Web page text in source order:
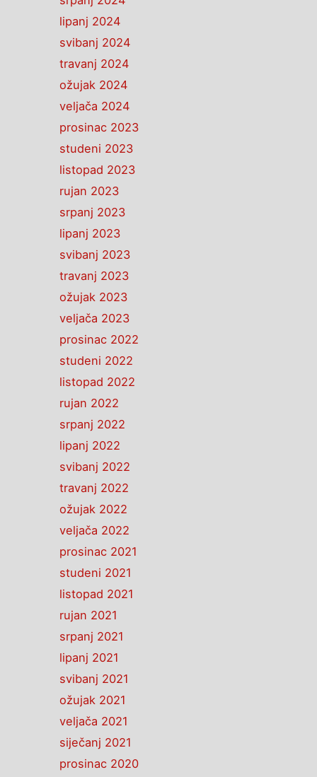
lipanj 2024
svibanj 2024
travanj 2024
ožujak 2024
veljača 2024
prosinac 2023
studeni 2023
listopad 2023
rujan 2023
srpanj 2023
lipanj 2023
svibanj 2023
travanj 2023
ožujak 2023
veljača 2023
prosinac 2022
studeni 2022
listopad 2022
rujan 2022
srpanj 2022
lipanj 2022
svibanj 2022
travanj 2022
ožujak 2022
veljača 2022
prosinac 2021
studeni 2021
listopad 2021
rujan 2021
srpanj 2021
lipanj 2021
svibanj 2021
ožujak 2021
veljača 2021
siječanj 2021
prosinac 2020